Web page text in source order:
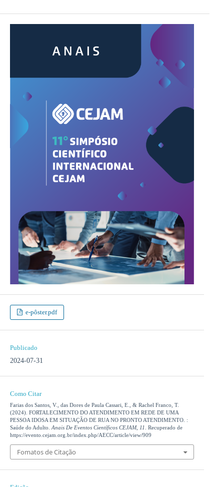
e-pôster.pdf
Publicado
2024-07-31
Como Citar
Farias dos Santos, V., das Dores de Paula Cassari, E., & Rachel Franco, T.
(2024). FORTALECIMENTO DO ATENDIMENTO EM REDE DE UMA
PESSOA IDOSA EM SITUAÇÃO DE RUA NO PRONTO ATENDIMENTO. :
Saúde do Adulto. Anais De Eventos Científicos CEJAM, 11
. Recuperado de
https://evento.cejam.org.br/index.php/AECC/article/view/909
Fomatos de Citação